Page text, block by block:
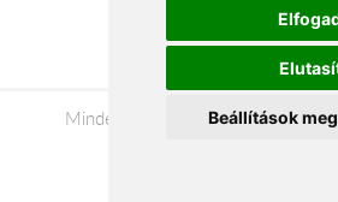
Beállítások
Impresszum
Adatkezelési
Minden jog fenntartva © 2026 |